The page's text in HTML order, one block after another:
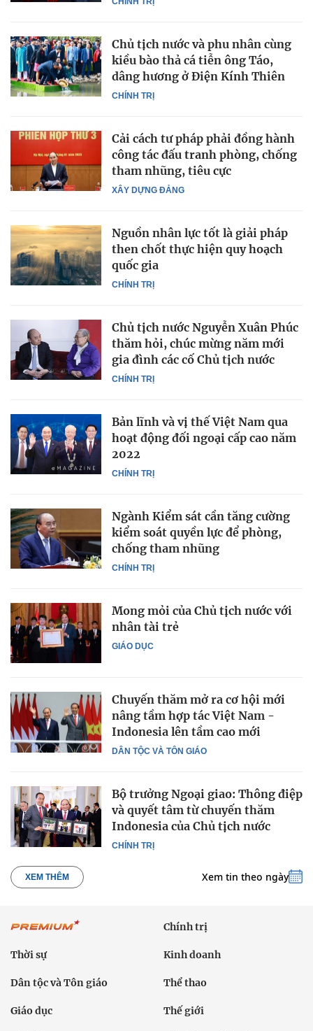
CHÍNH TRỊ
Chủ tịch nước và phu nhân cùng
kiều bào thả cá tiễn ông Táo,
dâng hương ở Điện Kính Thiên
XÂY DỰNG ĐẢNG
Cải cách tư pháp phải đồng hành
công tác đấu tranh phòng, chống
tham nhũng, tiêu cực
CHÍNH TRỊ
Nguồn nhân lực tốt là giải pháp
then chốt thực hiện quy hoạch
quốc gia
CHÍNH TRỊ
Chủ tịch nước Nguyễn Xuân Phúc
thăm hỏi, chúc mừng năm mới
gia đình các cố Chủ tịch nước
CHÍNH TRỊ
Bản lĩnh và vị thế Việt Nam qua
hoạt động đối ngoại cấp cao năm
2022
CHÍNH TRỊ
Ngành Kiểm sát cần tăng cường
kiểm soát quyền lực để phòng,
chống tham nhũng
GIÁO DỤC
Mong mỏi của Chủ tịch nước với
nhân tài trẻ
DÂN TỘC VÀ TÔN GIÁO
Chuyến thăm mở ra cơ hội mới
nâng tầm hợp tác Việt Nam -
Indonesia lên tầm cao mới
CHÍNH TRỊ
Bộ trưởng Ngoại giao: Thông điệp
và quyết tâm từ chuyến thăm
Indonesia của Chủ tịch nước
XEM THÊM Xem tin theo ngày
Chính trị
Thời sự Kinh doanh
Dân tộc và Tôn giáo Thể thao
Giáo dục Thế giới